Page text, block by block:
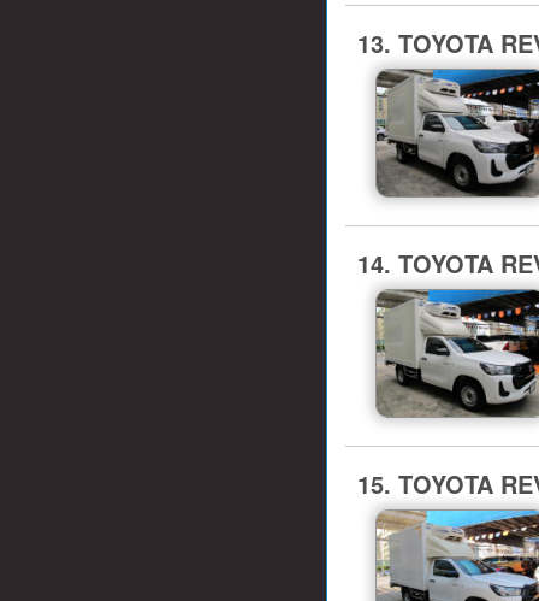
13. TOYOTA
14. TOYOTA
15. TOYOTA